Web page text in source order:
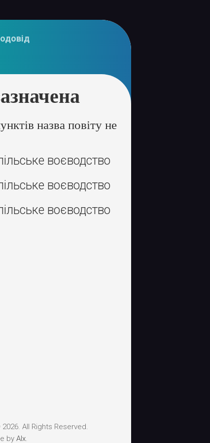
назва повіту не
воєводство
воєводство
воєводство
2026. All Rights Reserved.
by Alx.